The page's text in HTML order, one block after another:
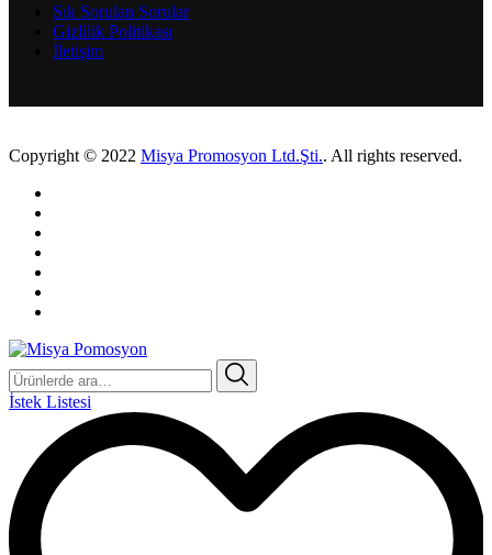
Sık Sorulan Sorular
Gizlilik Politikası
İletişim
Copyright © 2022 Misya Promosyon Ltd.Şti.. All rights reserved.
Ara:
İstek Listesi